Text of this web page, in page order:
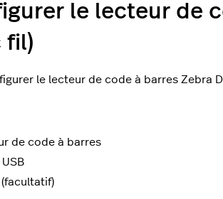
le lecteur de
fil)
le lecteur de code à barres Zebra
de code à barres